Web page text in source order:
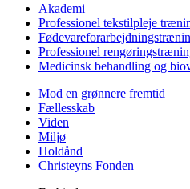
Akademi
Professionel tekstilpleje
Professionel
Medicinsk behandling og
Mod en grønnere fremtid
Fællesskab
Viden
Miljø
Holdånd
Christeyns Fonden